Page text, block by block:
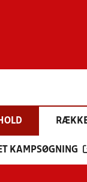
KAMPSØGNING